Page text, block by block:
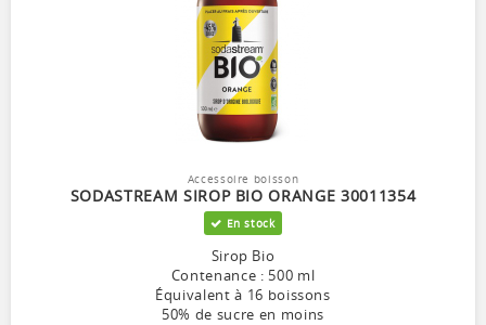
Accessoire boisson
SODASTREAM SIROP BIO ORANGE 30011354
En stock
Sirop Bio
Contenance : 500 ml
Équivalent à 16 boissons
50% de sucre en moins